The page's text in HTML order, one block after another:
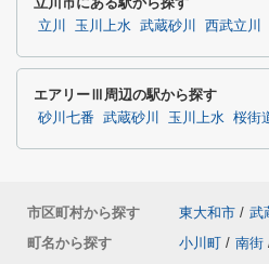
立川 玉川上水 武蔵砂川 西武立川
エアリーⅢ周辺の駅から探す
砂川七番 武蔵砂川 玉川上水 桜街
市区町村から探す 東大和市 / 武
町名から探す
小川町 / 南街